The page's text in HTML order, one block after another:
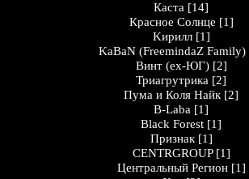
Каста [14]
Кpaснoе Солнцe [1]
Kирилл [1]
KaBaN (FreemindaZ Family)
Винт (ex-ЮГ) [2]
Триагрутрика [2]
Пума и Коля Найк [2]
B-Laba [1]
Black Forest [1]
Признак [1]
CENTRGROUP [1]
Центральный Регион [1]